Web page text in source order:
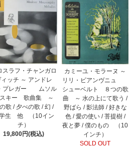
スラフ・チャンガロ
ィッチ ～ アンドレ
プレガー ムソル
キー 歌曲集 ～
歌 / 夕べの歌 / 幻 /
生 他 （10イン
チ）
19,800円(税込)
カミーユ・モラーヌ ～
リリ・ビアンヴニュ
シューベルト ８つの歌
曲 ～ 水の上にて歌う /
野ばら / 影法師 / 好きな
色 / 愛の使い / 菩提樹 /
夜と夢 / 僕のもの （10
インチ）
SOLD OUT